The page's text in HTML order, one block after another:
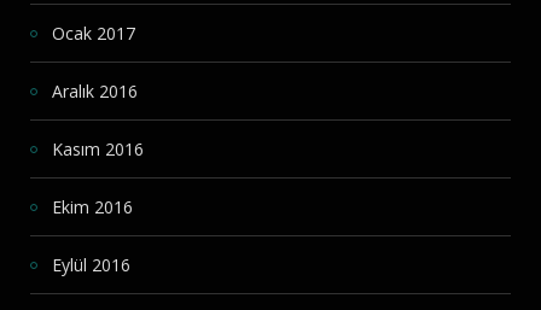
Ocak 2017
Aralık 2016
Kasım 2016
Ekim 2016
Eylül 2016